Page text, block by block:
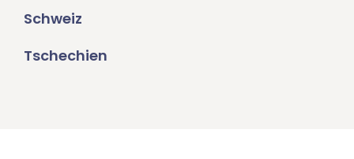
Schweiz
Tschechien